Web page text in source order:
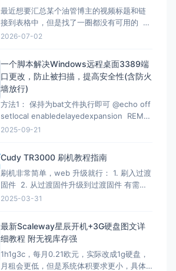
最近想要汇总某个油管博主的视频标题和链
接到表格中，但是找了一圈都没有可用的 但
是在下面的文章找到了，但是已失效，所以
的代码都有时效性，使用时注意甄别，当前
测试有效时间为2026-07-02 12：07
2026-07-02
一个脚本解决Windows远程桌面3389端
口更改，防止被扫描，提高安全性(含防火
墙放行)
方法1： 保持为bat文件执行即可 @echo off
setlocal enabledelayedexpansion REM
Verify administrator privileges net
2025-09-21
Cudy TR3000 刷机教程指南
刷机非常简单，web 升级就行： 1. 刷入过渡
固件 2. 从过渡固件升级到过渡固件 有需要
刷回原厂固件的记得先备份 FIP 分区！ FIP
filogic-cudy_tr3000-v1-squas
2025-03-31
最新Scaleway星辰开机+3G硬盘图文详
细教程 附无视库存强
1h1g3c，每月0.21欧元，实际改成1g硬盘，
月租会更低，但是系统体积要求更小，具体